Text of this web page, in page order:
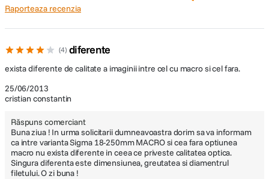
Raporteaza recenzia
4 diferente
25/06/2013
cristian constantin
exista diferente de calitate a imaginii intre cel cu macro si cel fara.
Răspuns comerciant
Buna ziua ! In urma solicitarii dumneavoastra dorim sa va informam
ca intre varianta Sigma 18-250mm MACRO si cea fara optiunea
macro nu exista diferente in ceea ce priveste calitatea optica.
Singura diferenta este dimensiunea, greutatea si diamentrul
filetului. O zi buna !